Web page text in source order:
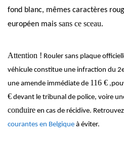
fond blanc, mêmes caractères
européen mais sans ce sceau.
Attention ! Rouler sans plaque
véhicule constitue une infraction du
une amende immédiate de 116 €
€ devant le tribunal de police, voire
conduire en cas de récidive.
courantes en Belgique à éviter.